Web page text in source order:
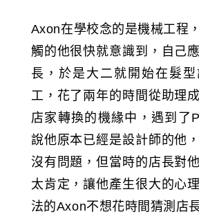
Axon在學校念的是機械工程
觸的他很快就意識到，自己
長，於是大二就開始在髮
工，花了兩年的時間從助理
店家轉換的機緣中，遇到了
說他原本已經是設計師的他
沒有問題，但當時的店長對
太肯定，讓他產生很大的心
法的Axon不想花時間猜測店